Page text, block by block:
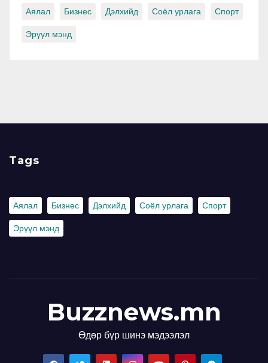
Аялал Бизнес Дэлхийд Соёл урлага Спорт
Эрүүл мэнд
Tags
Аялал Бизнес Дэлхийд Соёл урлага Спорт
Эрүүл мэнд
Buzznews.mn
Өдөр бүр шинэ мэдээлэл